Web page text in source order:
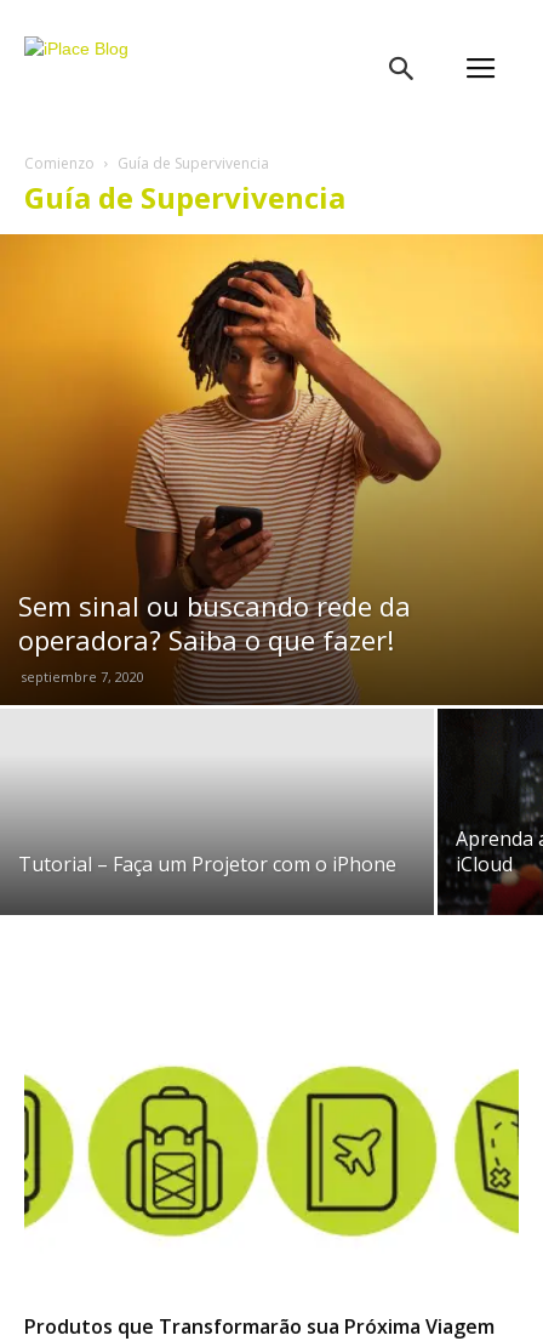
Comienzo Guía de Supervivencia
Guía de Supervivencia
Sem sinal ou buscando rede da
operadora? Saiba o que fazer!
septiembre 7, 2020
Tutorial – Faça um Projetor com o iPhone
Aprenda
iCloud
Produtos que Transformarão sua Próxima Viagem